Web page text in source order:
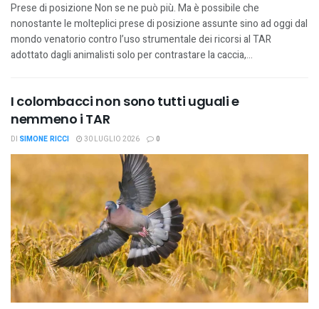
Prese di posizione Non se ne può più. Ma è possibile che
nonostante le molteplici prese di posizione assunte sino ad oggi dal
mondo venatorio contro l’uso strumentale dei ricorsi al TAR
adottato dagli animalisti solo per contrastare la caccia,...
I colombacci non sono tutti uguali e
nemmeno i TAR
DI SIMONE RICCI 30 LUGLIO 2026 0